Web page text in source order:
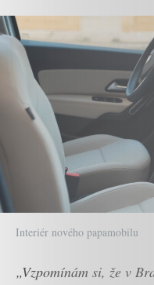
Interiér nového papamobilu
„Vzpomínám si, že v